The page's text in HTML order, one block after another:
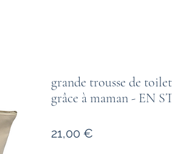
grande trousse de
grâce à maman - EN
21,00 €